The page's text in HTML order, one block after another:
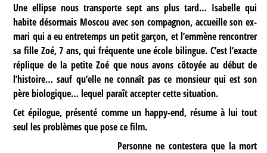
Une ellipse nous transporte sept ans plus tard… Isabelle qui
habite désormais Moscou avec son compagnon, accueille son ex-
mari qui a eu entretemps un petit garçon, et l’emmène rencontrer
sa fille Zoé, 7 ans, qui fréquente une école bilingue. C’est l’exacte
réplique de la petite Zoé que nous avons côtoyée au début de
l’histoire… sauf qu’elle ne connaît pas ce monsieur qui est son
père biologique… lequel paraît accepter cette situation.
Cet épilogue, présenté comme un happy-end, résume à lui tout
seul les problèmes que pose ce film.
Personne ne contestera que la mort